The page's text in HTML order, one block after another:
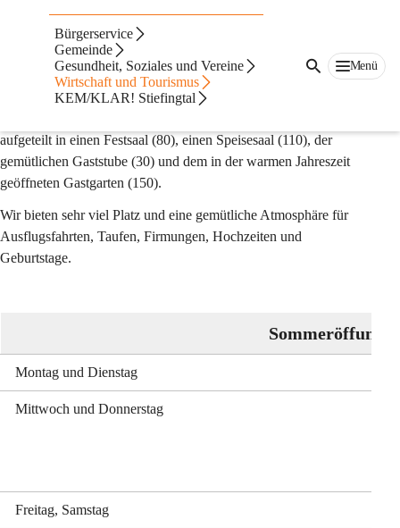
Bürgerservice
Gemeinde
Gesundheit, Soziales und Vereine
Wirtschaft und Tourismus
KEM/KLAR! Stiefingtal
Menü
Gastronomie
Forellenwirt Maurer
aufgeteilt in einen Festsaal (80), einen Speisesaal (110), der
gemütlichen Gaststube (30) und dem in der warmen Jahreszeit
geöffneten Gastgarten (150).
Wir bieten sehr viel Platz und eine gemütliche Atmosphäre für
Ausflugsfahrten, Taufen, Firmungen, Hochzeiten und
Geburtstage.
Montag und Dienstag
Mittwoch und Donnerstag
Freitag, Samstag